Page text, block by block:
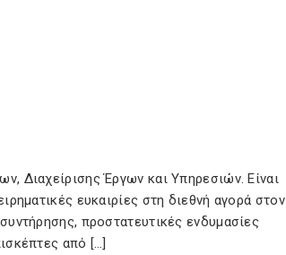
Διαχείρισης Έργων και Υπηρεσιών. Είναι
ευκαιρίες στη διεθνή αγορά στον
προστατευτικές ενδυμασίες
από […]